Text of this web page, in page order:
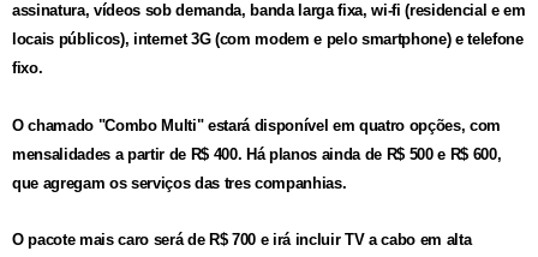
assinatura, vídeos sob demanda, banda larga fixa, wi-fi (residencial e em
locais públicos), internet 3G (com modem e pelo smartphone) e telefone
fixo.
O chamado "Combo Multi" estará disponível em quatro opções, com
mensalidades a partir de R$ 400. Há planos ainda de R$ 500 e R$ 600,
que agregam os serviços das tres companhias.
O pacote mais caro será de R$ 700 e irá incluir TV a cabo em alta